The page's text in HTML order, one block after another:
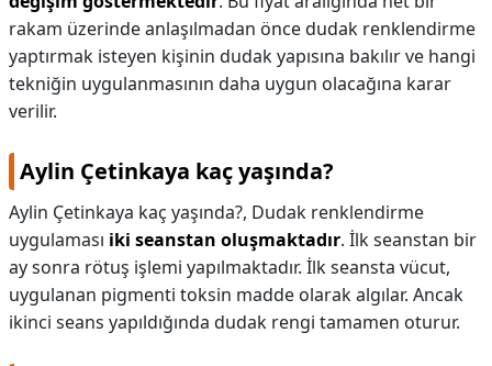
rakam üzerinde anlaşılmadan önce dudak renklendirme
yaptırmak isteyen kişinin dudak yapısına bakılır ve hangi
tekniğin uygulanmasının daha uygun olacağına karar
verilir.
Aylin Çetinkaya kaç yaşında?
Aylin Çetinkaya kaç yaşında?, Dudak renklendirme
uygulaması iki seanstan oluşmaktadır. İlk seanstan bir
ay sonra rötuş işlemi yapılmaktadır. İlk seansta vücut,
uygulanan pigmenti toksin madde olarak algılar. Ancak
ikinci seans yapıldığında dudak rengi tamamen oturur.